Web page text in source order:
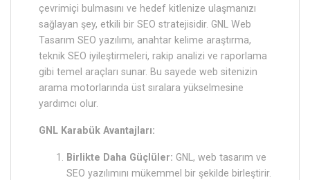
çevrimiçi bulmasını ve hedef kitlenize ulaşmanızı
sağlayan şey, etkili bir SEO stratejisidir. GNL Web
Tasarım SEO yazılımı, anahtar kelime araştırma,
teknik SEO iyileştirmeleri, rakip analizi ve raporlama
gibi temel araçları sunar. Bu sayede web sitenizin
arama motorlarında üst sıralara yükselmesine
yardımcı olur.
GNL Karabük Avantajları:
Birlikte Daha Güçlüler: GNL, web tasarım ve
SEO yazılımını mükemmel bir şekilde birleştirir.